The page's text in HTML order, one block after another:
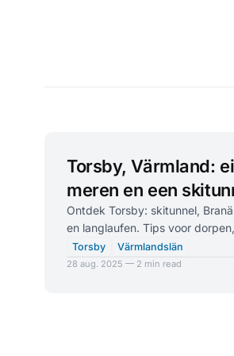
Torsby, Värmland:
meren en een
Ontdek Torsby: skitunnel,
en langlaufen. Tips voor
Torsby Värmlandslän
28 aug. 2025 — 2 min read